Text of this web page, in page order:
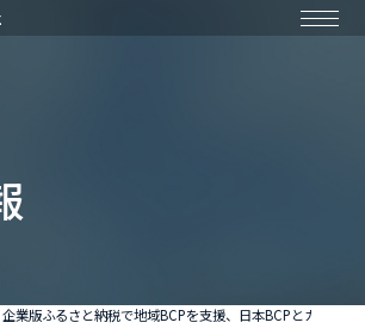
企業版ふるさと納税で地域BCPを支援、日本BCPとカルテ